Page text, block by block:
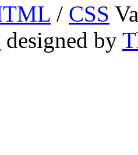
/ CSS
designed by